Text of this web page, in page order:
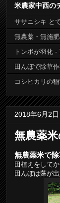
米農家中西の
ササニシキ と
無農薬・無施
トンボが羽化 -
田んぼで除草
コシヒカリの
2018年6月2日
無農薬
無農薬米で
田植えをしてか
田んぼは藻が